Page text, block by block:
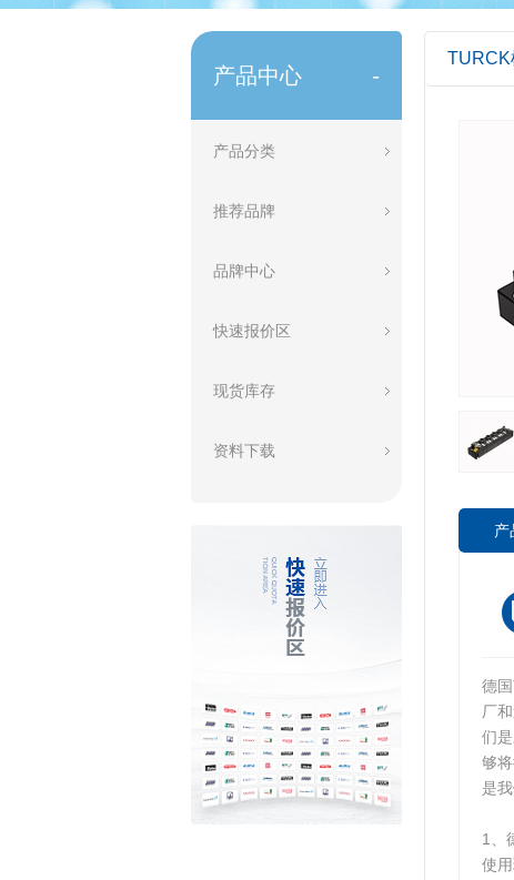
产品中心 -
产品分类
推荐品牌
品牌中心
快速报价区
现货库存
资料下载
TURCK
产
德
厂
们
够
是
1、
使